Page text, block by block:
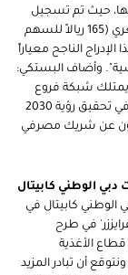
حيث تم تسجيل
معظم طلبات الاكتتاب عند الحد الأعلى للنطاق السعري (165 ريالاً للسهم
الناجح معياراً
وأضاف البستكي:
يمتلك شبكة فروع
هامة في مختلف أنحاء المملكة. ويسعدنا أن نساهم في تحقيق رؤية 2030
عن شريك مصرفي
دبي الوطني كابيتال
الوطني كابيتال في
في طرح
العام بالرغم من تأثير كوفيد-19 على قطاع الأغذية
أن تبادر المزيد